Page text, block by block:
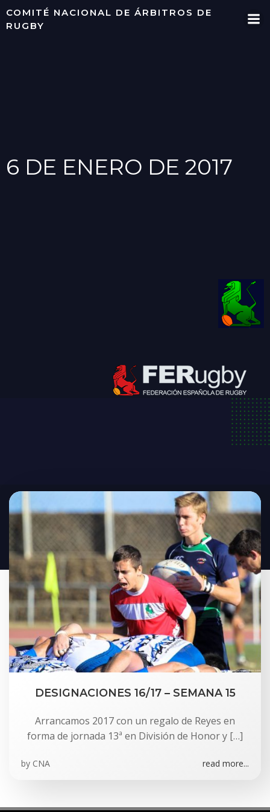
Saltar
COMITÉ NACIONAL DE ÁRBITROS DE
RUGBY
6 DE ENERO DE 2017
DESIGNACIONES 16/17 – SEMANA 15
Arrancamos 2017 con un regalo de Reyes en
forma de jornada 13ª en División de Honor y […]
by CNA read more...